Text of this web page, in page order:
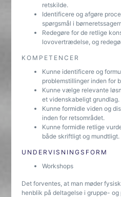
retskilde.
Identificere og afgøre
spørgsmål i
Redegøre for de retlige
lovovertrædelse, og
KOMPETENCER
Kunne identificere og
problemstillinger inden for
Kunne vælge relevante
et videnskabeligt grundlag.
Kunne formidle viden og
inden for retsområdet.
Kunne formidle retlige
både skriftligt og mundtligt.
UNDERVISNINGSFORM
Workshops
Det forventes, at man møder
henblik på deltagelse i gruppe-